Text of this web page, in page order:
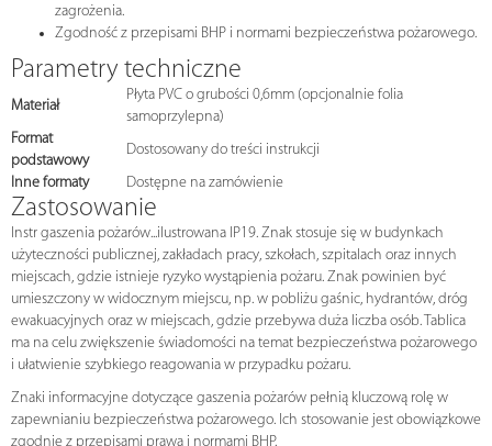
zagrożenia.
Zgodność z przepisami BHP i normami bezpieczeństwa pożarowego.
Parametry techniczne
Materiał
Płyta PVC o grubości 0,6mm (opcjonalnie folia
samoprzylepna)
Format
podstawowy
Dostosowany do treści instrukcji
Inne formaty
Dostępne na zamówienie
Zastosowanie
Instr gaszenia pożarów...ilustrowana IP19. Znak stosuje się w budynkach
użyteczności publicznej, zakładach pracy, szkołach, szpitalach oraz innych
miejscach, gdzie istnieje ryzyko wystąpienia pożaru. Znak powinien być
umieszczony w widocznym miejscu, np. w pobliżu gaśnic, hydrantów, dróg
ewakuacyjnych oraz w miejscach, gdzie przebywa duża liczba osób. Tablica
ma na celu zwiększenie świadomości na temat bezpieczeństwa pożarowego
i ułatwienie szybkiego reagowania w przypadku pożaru.
Znaki informacyjne dotyczące gaszenia pożarów pełnią kluczową rolę w
zapewnianiu bezpieczeństwa pożarowego. Ich stosowanie jest obowiązkowe
zgodnie z przepisami prawa i normami BHP.